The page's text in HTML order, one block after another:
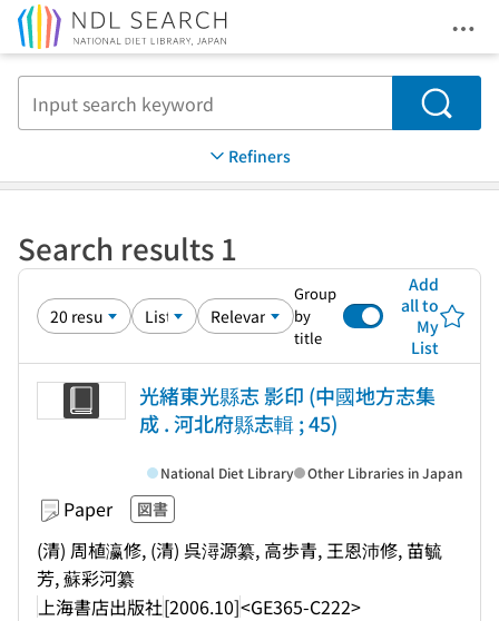
Search
Refiners
Search results 1
Group
by
title
Add
all to
My
List
光緒東光縣志 影印 (中國地方志集
成 . 河北府縣志輯 ; 45)
Paper 図書
(清) 周植瀛修, (清) 呉潯源纂, 高歩青, 王恩沛修, 苗毓
芳, 蘇彩河纂
上海書店出版社[2006.10]<GE365-C222>
National Diet Library Other Libraries in Japan